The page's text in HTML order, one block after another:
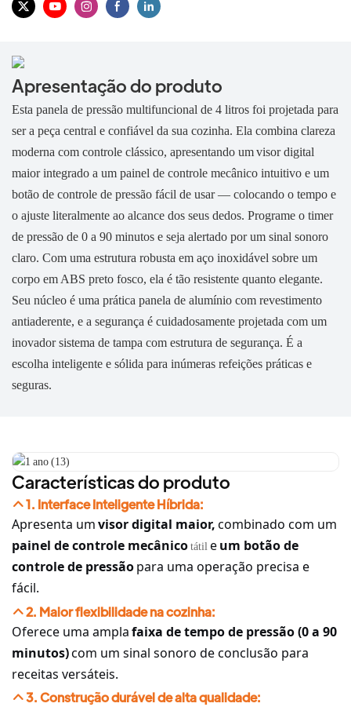
Apresentação do produto
Esta panela de pressão multifuncional de 4 litros foi projetada para
ser a peça central e confiável da sua cozinha. Ela combina clareza
moderna com controle clássico, apresentando umvisor digital
maior integrado a um painel de controle mecânico intuitivo e um
botão de controle de pressão fácil de usar — ​​colocando o tempo e
o ajuste literalmente ao alcance dos seus dedos. Programe o timer
de pressão de 0 a 90 minutos e seja alertado por um sinal sonoro
claro. Com uma estrutura robusta em aço inoxidável sobre um
corpo em ABS preto fosco, ela é tão resistente quanto elegante.
Seu núcleo é uma prática panela de alumínio com revestimento
antiaderente, e a segurança é cuidadosamente projetada com um
inovador sistema de tampa com estrutura de segurança. É a
escolha inteligente e sólida para inúmeras refeições práticas e
seguras.
Características do produto
1. Interface Inteligente Híbrida:
Apresenta umvisor digital maior,combinado com um
painel de controle mecânicotátileum botão de
controle de pressãopara uma operação precisa e
fácil.
2. Maior flexibilidade na cozinha:
Oferece uma amplafaixa de tempo de pressão (0 a 90
minutos)com um sinal sonoro de conclusão para
receitas versáteis.
3. Construção durável de alta qualidade: